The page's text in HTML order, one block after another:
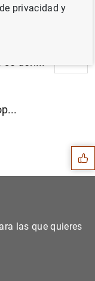
se deri...
Sugerencias
las que quieres
privacidad y